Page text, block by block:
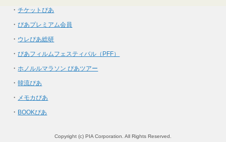
・チケットぴあ
・ぴあプレミアム会員
・ ウレぴあ総研
・ぴあフィルムフェスティバル（PFF）
・ ホノルルマラソン ぴあツアー
・韓流ぴあ
・ メモカぴあ
・ BOOKぴあ
Copyright (c) PIA Corporation. All Rights Reserved.